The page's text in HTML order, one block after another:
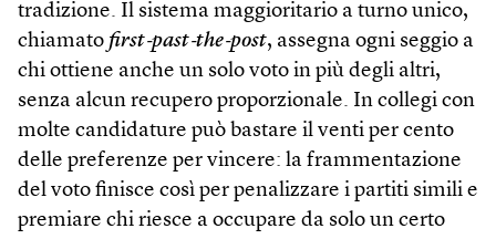
tradizione. Il sistema maggioritario a turno unico,
chiamato first‑past‑the‑post, assegna ogni seggio a
chi ottiene anche un solo voto in più degli altri,
senza alcun recupero proporzionale. In collegi con
molte candidature può bastare il venti per cento
delle preferenze per vincere: la frammentazione
del voto finisce così per penalizzare i partiti simili e
premiare chi riesce a occupare da solo un certo